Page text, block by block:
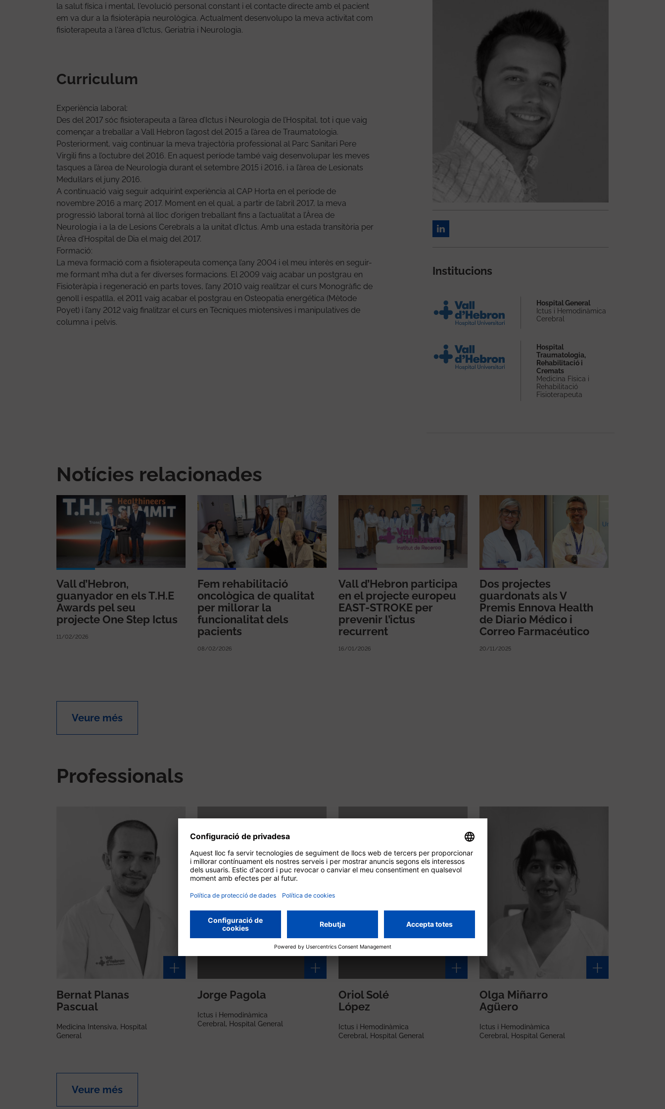
Consultes externes
la salut física i mental, l'evolució personal constant i el contacte directe amb el pacient
em va dur a la fisioteràpia neurològica. Actualment desenvolupo la meva activitat com
fisioterapeuta a l'àrea d'Ictus, Geriatria i Neurologia.
Curriculum
Experiència laboral:
Des del 2017 sóc fisioterapeuta a l’àrea d’Ictus i Neurologia de l’Hospital, tot i que vaig
començar a treballar a Vall Hebron l’agost del 2015 a l’àrea de Traumatologia.
Posteriorment, vaig continuar la meva trajectòria professional al Parc Sanitari Pere
Virgili fins a l’octubre del 2016. En aquest període també vaig desenvolupar les meves
tasques a l’àrea de Neurologia durant el setembre 2015 i 2016, i a l’àrea de Lesionats
Medul·lars el juny 2016.
A continuació vaig seguir adquirint experiència al CAP Horta en el període de
novembre 2016 a març 2017. Moment en el qual, a partir de l’abril 2017, la meva
progressió laboral tornà al lloc d’origen treballant fins a l’actualitat a l’Àrea de
Neurologia i a la de Lesions Cerebrals a la unitat d’Ictus. Amb una estada transitòria per
l’Àrea d’Hospital de Dia el maig del 2017.
Formació:
La meva formació com a fisioterapeuta comença l’any 2004 i el meu interès en seguir-
me formant m’ha dut a fer diverses formacions. El 2009 vaig acabar un postgrau en
Fisioteràpia i regeneració en parts toves, l’any 2010 vaig realitzar el curs Monogràfic de
genoll i espatlla, el 2011 vaig acabar el postgrau en Osteopatia energética (Mètode
Poyet) i l’any 2012 vaig finalitzar el curs en Tècniques miotensives i manipulatives de
columna i pelvis.
Institucions
Hospital General
Ictus i Hemodinàmica
Cerebral
Hospital
Traumatologia,
Rehabilitació i
Cremats
Medicina Física i
Rehabilitació
Fisioterapeuta
Notícies relacionades
Vall d’Hebron,
guanyador en els T.H.E
Awards pel seu
projecte One Step Ictus
11/02/2026
Fem rehabilitació
oncològica de qualitat
per millorar la
funcionalitat dels
pacients
08/02/2026
Vall d’Hebron participa
en el projecte europeu
EAST-STROKE per
prevenir l’ictus
recurrent
16/01/2026
Dos projectes
guardonats als V
Premis Ennova Health
de Diario Médico i
Correo Farmacéutico
20/11/2025
Veure més
Professionals
Bernat Planas
Pascual
Medicina Intensiva, Hospital
General
Jorge Pagola
Ictus i Hemodinàmica
Cerebral, Hospital General
Oriol Solé
López
Ictus i Hemodinàmica
Cerebral, Hospital General
Olga Miñarro
Agüero
Ictus i Hemodinàmica
Cerebral, Hospital General
Veure més